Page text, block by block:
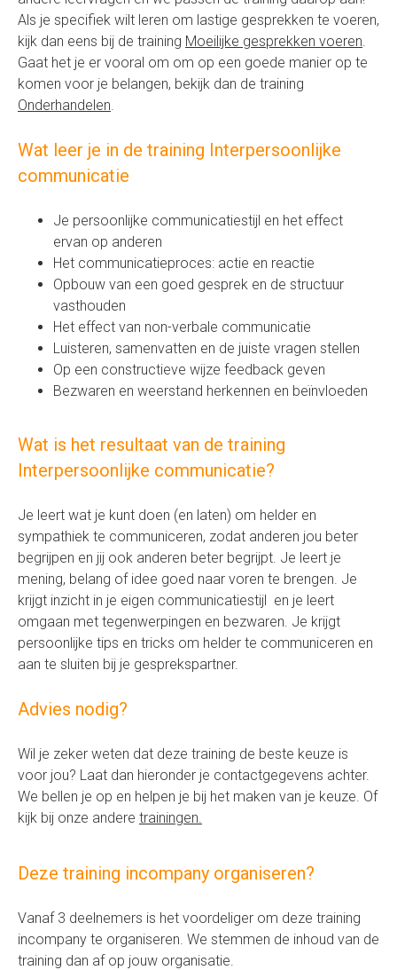
Als je specifiek wilt leren om lastige gesprekken te voeren,
kijk dan eens bij de training Moeilijke gesprekken voeren.
Gaat het je er vooral om om op een goede manier op te
komen voor je belangen, bekijk dan de training
Onderhandelen.
Wat leer je in de training Interpersoonlijke
communicatie
Je persoonlijke communicatiestijl en het effect
ervan op anderen
Het communicatieproces: actie en reactie
Opbouw van een goed gesprek en de structuur
vasthouden
Het effect van non-verbale communicatie
Luisteren, samenvatten en de juiste vragen stellen
Op een constructieve wijze feedback geven
Bezwaren en weerstand herkennen en beïnvloeden
Wat is het resultaat van de training
Interpersoonlijke communicatie?
Je leert wat je kunt doen (en laten) om helder en
sympathiek te communiceren, zodat anderen jou beter
begrijpen en jij ook anderen beter begrijpt. Je leert je
mening, belang of idee goed naar voren te brengen. Je
krijgt inzicht in je eigen communicatiestijl en je leert
omgaan met tegenwerpingen en bezwaren. Je krijgt
persoonlijke tips en tricks om helder te communiceren en
aan te sluiten bij je gesprekspartner.
Advies nodig?
Wil je zeker weten dat deze training de beste keuze is
voor jou? Laat dan hieronder je contactgegevens achter.
We bellen je op en helpen je bij het maken van je keuze. Of
kijk bij onze andere trainingen.
Deze training incompany organiseren?
Vanaf 3 deelnemers is het voordeliger om deze training
incompany te organiseren. We stemmen de inhoud van de
training dan af op jouw organisatie.